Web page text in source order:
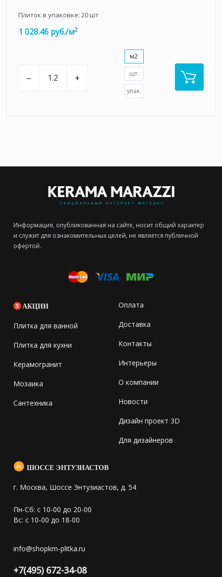
Плиток в упаковке: 20шт
1 028.46 руб./м2
– +
м2
шт.
упак.
Информация, опубликованная на сайте, носит общий характер
и служит для ознакомительных целей, не является публичной
офертой.
АКЦИИ
Плитка для ванной
Плитка для кухни
Керамогранит
Мозаика
Сантехника
Оплата
Доставка
Контакты
Интерьеры
О компании
Новости
Дизайн проект 3D
Для дизайнеров
ШОССЕ ЭНТУЗИАСТОВ
г. Москва, Шоссе Энтузиастов, д. 54
Пн-Сб: с 10-00 до 20-00
Вс: с 10-00 до 18-00
info@shopkm-plitka.ru
+7(495) 672-34-08